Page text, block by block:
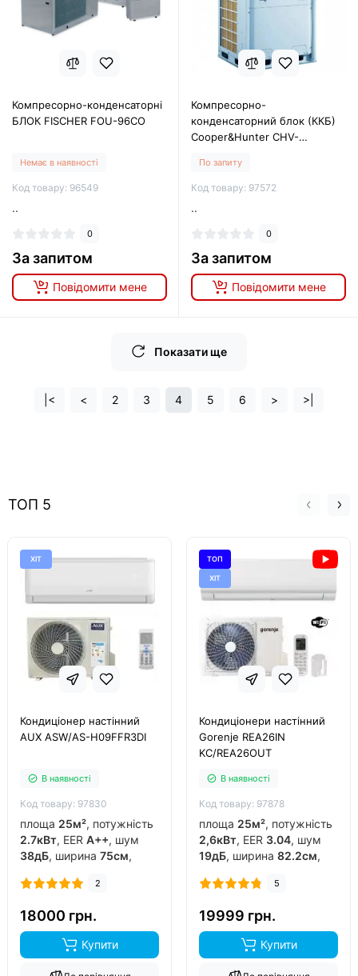
Компресорно-конденсаторні
БЛОК FISCHER FOU-96CO
Немає в наявності
Код товару: 96549
..
0
За запитом
Повідомити мене
Компресорно-
конденсаторний блок (ККБ)
Cooper&Hunter CHV-
По запиту
Код товару: 97572
..
0
За запитом
Повідомити мене
Показати ще
|< < 2 3 4 5 6 > >|
ТОП 5
ХІТ
Кондиціонер настінний
AUX ASW/AS-H09FFR3DI
В наявності
Код товару: 97830
площа 25м², потужність
2.7кВт, EER A++, шум
38дБ, ширина 75см,
китай, інвертор
2
18000 грн.
Купити
ТОП
ХІТ
Кондиціонери настінний
Gorenje REA26IN
KC/REA26OUT
В наявності
Код товару: 97878
площа 25м², потужність
2,6кВт, EER 3.04, шум
19дБ, ширина 82.2см,
китай, інвертор
5
19999 грн.
Купити